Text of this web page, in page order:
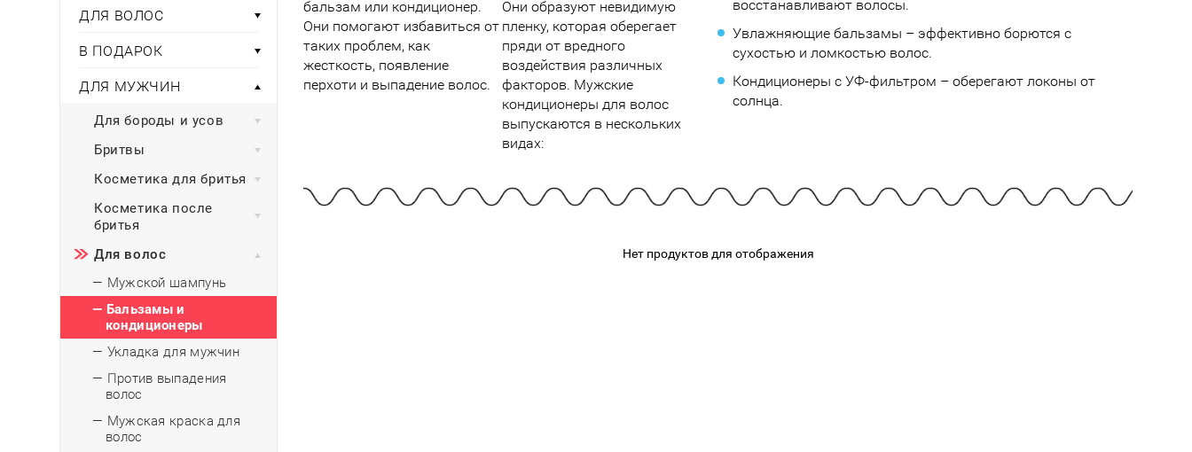
Для детей
Здоровье
Бытовая химия
Румяна
Для фиксации макияжа
Тональные основы
Хайлайтер / Бронзатор
Подводки
Тени для век
ДЛЯ ГУБ
Блески
Карандаши для губ
Для очистки
Универсальные кисти
Щеточки
Трафареты
Наборы кистей
Прочие аксессуары
Самыйширокий ассортимент косметики всегда в наличии!
подарочные наборы
Туши для ресниц
ДЛЯ ВОЛОС
В ПОДАРОК
ДЛЯ МУЖЧИН
Для бороды и усов
Бритвы
Косметика для бритья
Косметика после
бритья
Для волос
— Мужской шампунь
— Бальзамы и
кондиционеры
— Укладка для мужчин
— Против выпадения
волос
— Мужская краска для
волос
бальзам или кондиционер.
Они помогают избавиться от
таких проблем, как
жесткость, появление
перхоти и выпадение волос.
Они образуют невидимую
пленку, которая оберегает
пряди от вредного
воздействия различных
факторов. Мужские
кондиционеры для волос
выпускаются в нескольких
видах:
восстанавливают волосы.
Увлажняющие бальзамы – эффективно борются с
сухостью и ломкостью волос.
Кондиционеры с УФ-фильтром – оберегают локоны от
солнца.
Нет продуктов для отображения